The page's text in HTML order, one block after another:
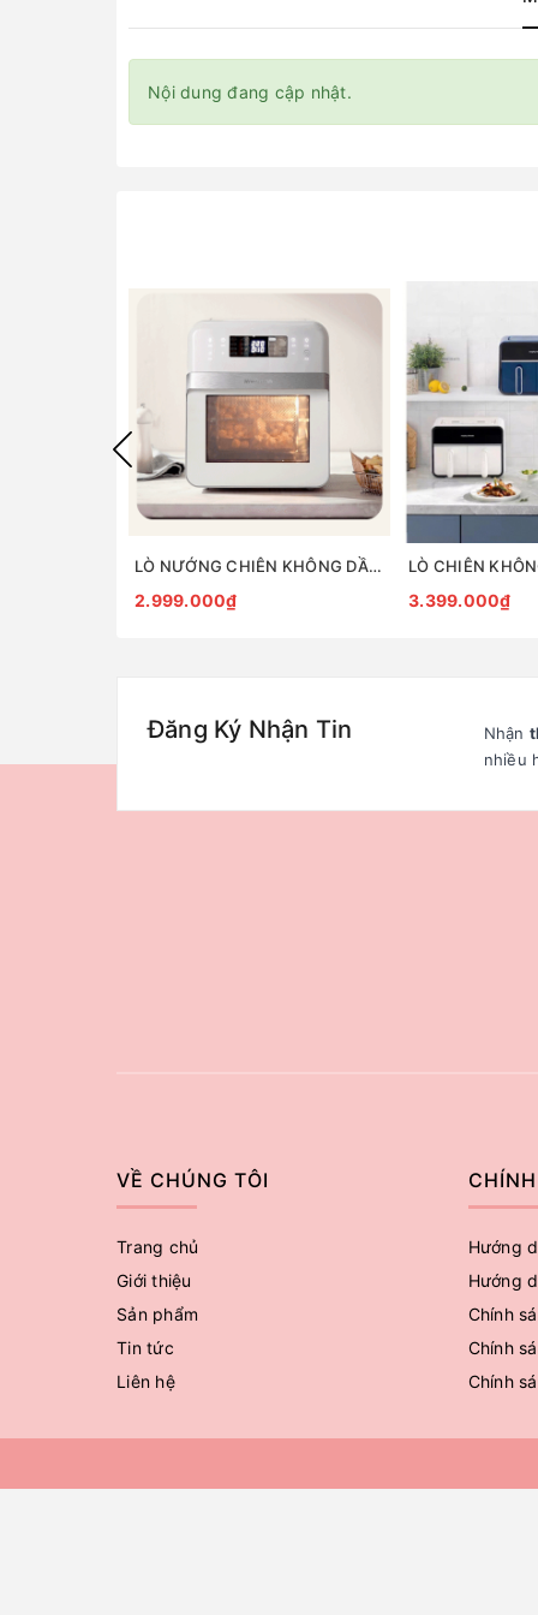
Nội dung đang cập nhật.
LÒ NƯỚNG CHIÊN KHÔNG DẦU ĐA NĂNG JENNIFEROOM
2.999.000₫ 3.399.000₫
Đăng Ký Nhận Tin Nhận
nhiều
VỀ CHÚNG TÔI
Trang chủ
Giới thiệu
Sản phẩm
Tin tức
Liên hệ
Hướng
Hướng
Chính
Chính
Chính